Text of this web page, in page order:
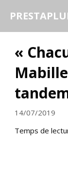
«
14/07/2019
Temps de